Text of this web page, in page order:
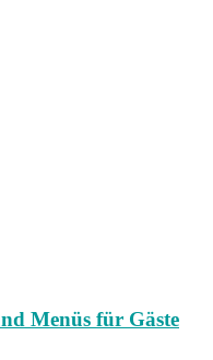
Menüs für Gäste